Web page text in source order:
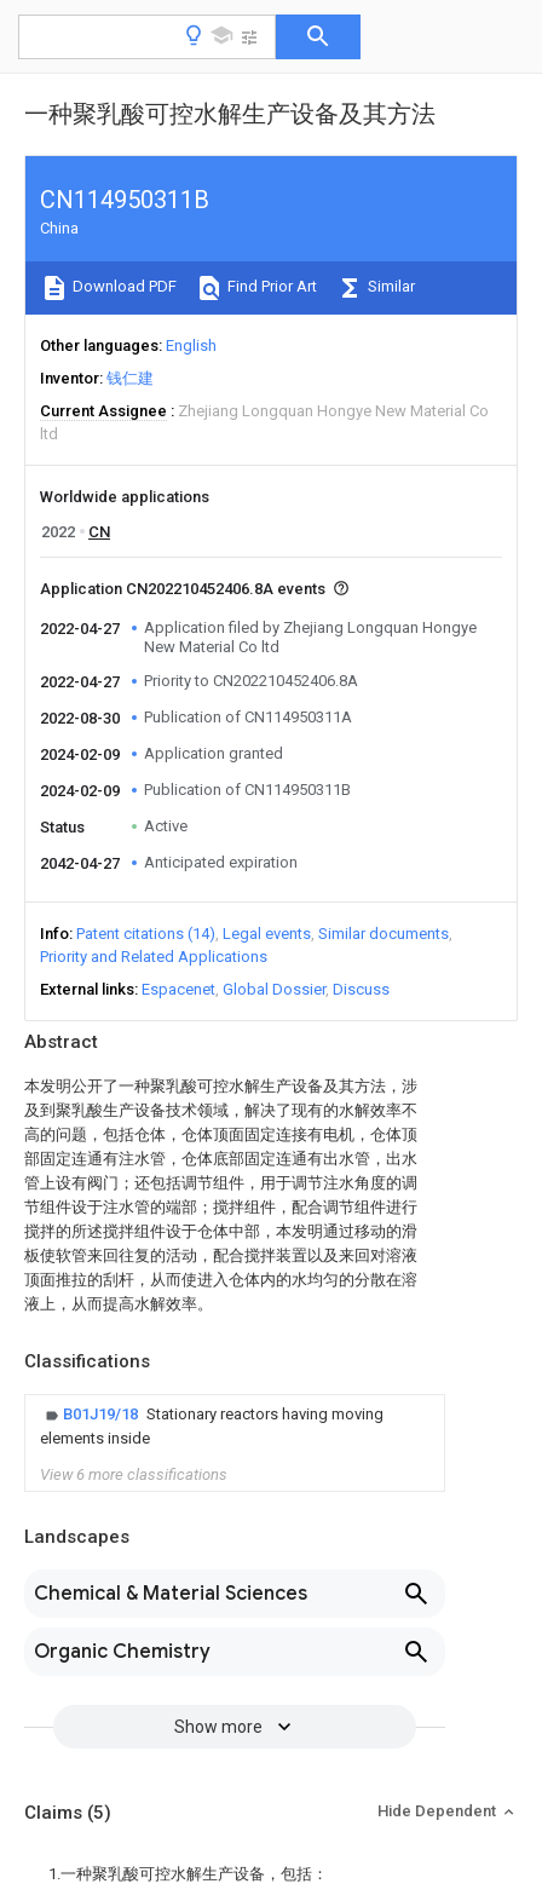
一种聚乳酸可控水解生产设备及其方法
Abstract
本发明公开了一种聚乳酸可控水解生产设备及其方法，涉
及到聚乳酸生产设备技术领域，解决了现有的水解效率不
高的问题，包括仓体，仓体顶面固定连接有电机，仓体顶
部固定连通有注水管，仓体底部固定连通有出水管，出水
管上设有阀门；还包括调节组件，用于调节注水角度的调
节组件设于注水管的端部；搅拌组件，配合调节组件进行
搅拌的所述搅拌组件设于仓体中部，本发明通过移动的滑
板使软管来回往复的活动，配合搅拌装置以及来回对溶液
顶面推拉的刮杆，从而使进入仓体内的水均匀的分散在溶
液上，从而提高水解效率。
Classifications
B01J19/18 Stationary reactors having moving
elements inside
View 6 more classifications
Landscapes
Chemical & Material Sciences
Organic Chemistry
Show more
CN114950311B
China
Download PDF Find Prior Art Similar
Other languages English
Inventor 钱仁建
Current Assignee
Zhejiang Longquan Hongye New Material Co
ltd
Worldwide applications
2022
CN
Application CN202210452406.8A events
2022-04-27
Application filed by Zhejiang Longquan Hongye
New Material Co ltd
2022-04-27
Priority to CN202210452406.8A
2022-08-30 Publication of CN114950311A
2024-02-09 Application granted
2024-02-09 Publication of CN114950311B
Status Active
2042-04-27 Anticipated expiration
Info Patent citations (14) Legal events Similar documents
Priority and Related Applications
External links Espacenet Global Dossier Discuss
Claims (5) Hide Dependent
1.一种聚乳酸可控水解生产设备，包括：